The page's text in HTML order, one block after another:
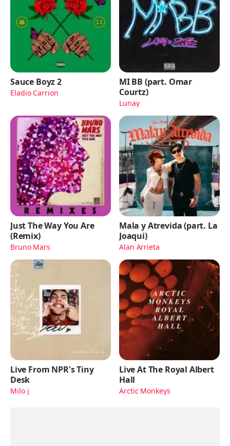
Sauce Boyz 2
Eladio Carrion
MI BB (part. Omar
Courtz)
Lunay
Just The Way You Are
(Remix)
Bruno Mars
Mala y Atrevida (part. La
Joaqui)
Alan Arrieta
Live From NPR's Tiny
Desk
Milo j
Live At The Royal Albert
Hall
Arctic Monkeys